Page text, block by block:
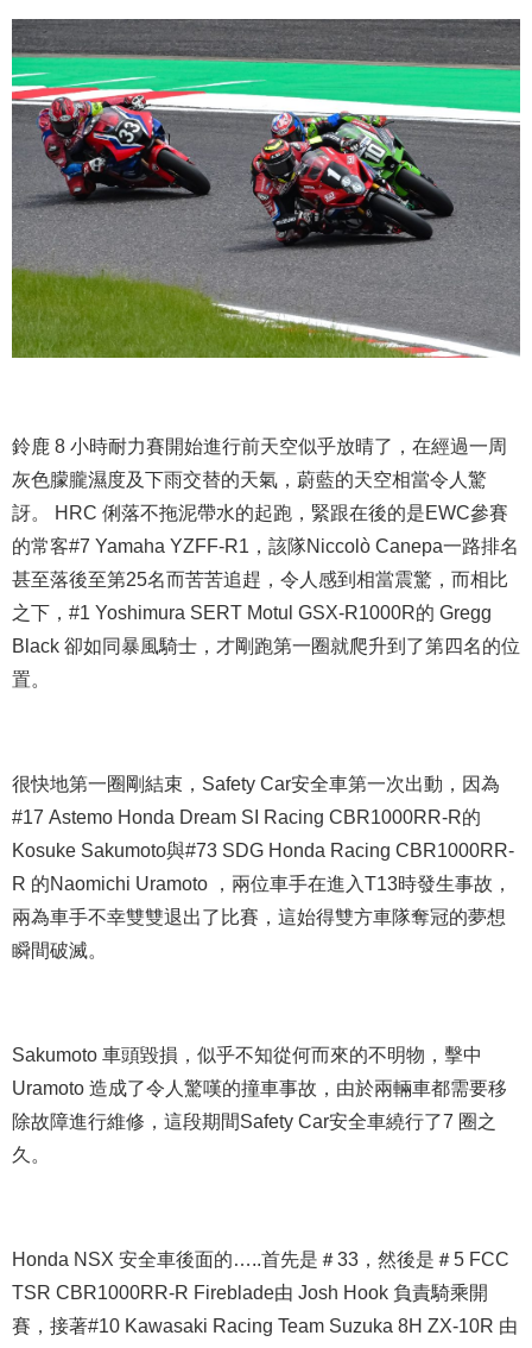
鈴鹿 8 小時耐力賽開始進行前天空似乎放晴了，在經過一周
灰色朦朧濕度及下雨交替的天氣，蔚藍的天空相當令人驚
訝。 HRC 俐落不拖泥帶水的起跑，緊跟在後的是EWC參賽
的常客#7 Yamaha YZFF-R1，該隊Niccolò Canepa一路排名
甚至落後至第25名而苦苦追趕，令人感到相當震驚，而相​​比
之下，#1 Yoshimura SERT Motul GSX-R1000R的 Gregg
Black 卻如同暴風騎士，才剛跑第一圈就爬升到了第四名的位
置。
很快地第一圈剛結束，Safety Car安全車第一次出動，因為
#17 Astemo Honda Dream SI Racing CBR1000RR-R的
Kosuke Sakumoto與#73 SDG Honda Racing CBR1000RR-
R 的Naomichi Uramoto ，兩位車手在進入T13時發生事故，
兩為車手不幸雙雙退出了比賽，這始得雙方車隊奪冠的夢想
瞬間破滅。
Sakumoto 車頭毀損，似乎不知從何而來的不明物，擊中
Uramoto 造成了令人驚嘆的撞車事故，由於兩輛車都需要移
除故障進行維修，這段期間Safety Car安全車繞行了7 圈之
久。
Honda NSX 安全車後面的…..首先是＃33，然後是＃5 FCC
TSR CBR1000RR-R Fireblade由 Josh Hook 負責騎乘開
賽，接著#10 Kawasaki Racing Team Suzuka 8H ZX-10R 由